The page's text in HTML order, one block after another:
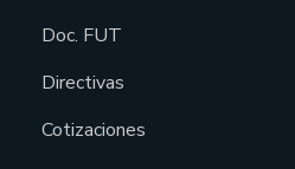
Doc. FUT
Directivas
Cotizaciones